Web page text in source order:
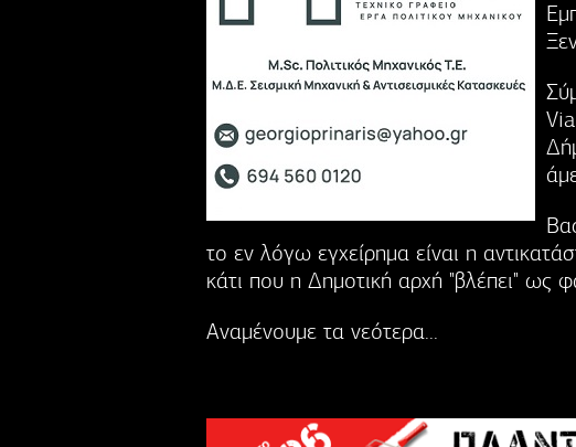
το εν λόγω εγχείρημα είναι η
κάτι που η Δημοτική αρχή "βλέπει" ως
Αναμένουμε τα νεότερα...